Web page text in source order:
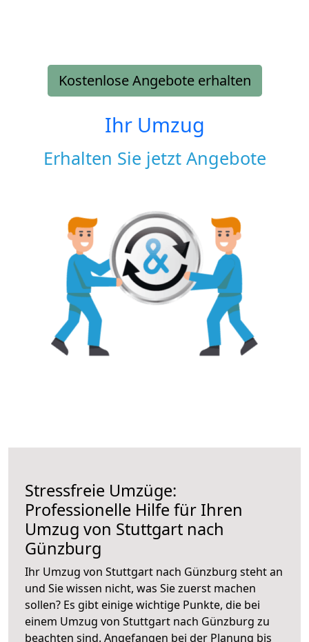
Kostenlose Angebote erhalten
Ihr Umzug
Erhalten Sie jetzt Angebote
Stressfreie Umzüge:
Professionelle Hilfe für Ihren
Umzug von Stuttgart nach
Günzburg
Ihr Umzug von Stuttgart nach Günzburg steht an
und Sie wissen nicht, was Sie zuerst machen
sollen? Es gibt einige wichtige Punkte, die bei
einem Umzug von Stuttgart nach Günzburg zu
beachten sind. Angefangen bei der Planung bis